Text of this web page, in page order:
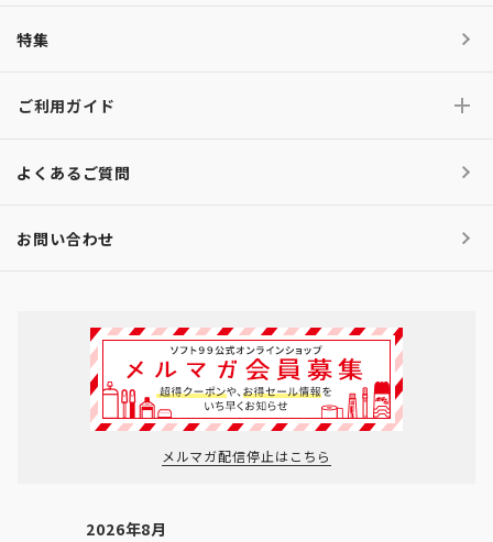
特集
ご利用ガイド
よくあるご質問
お問い合わせ
メルマガ配信停止はこちら
2026年8月